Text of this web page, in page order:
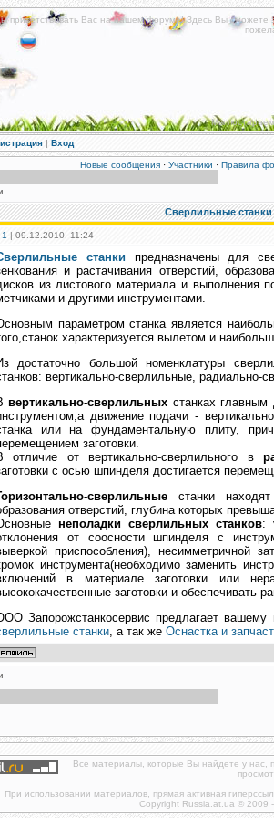
приветствовать Вас на нашем форуме! Здесь Вы сможете
Мы
| Вход
Новые сообщения· Участники · Правила
Сверлильные станки
1 | 09.12.2010, 11:24
станки предназначены для
и растачивания отверстий,
из листового материала и выполнения
и другими инструментами.
параметром станка является
характеризуется вылетом и
достаточно большой номенклатуры
вертикально-сверлильные, радиально-
вертикально-сверлильных станках
движение подачи -
или на фундаментальную плиту,
заготовки.
отличие от вертикально-сверлильного в
с осью шпинделя достигается
сверлильные станки
отверстий, глубина которых
неполадки сверлильных станков:
от соосности шпинделя с
приспособления), несимметричной
инструмента(необходимо заменить
в материале заготовки или
заготовки и обеспечивать
Запорожстанкосервис предлагает
станки, а так же Оснастка и
Все материалы, которые Вы найдете у нас,
При использовании материалов, прямая активная
Copyright Russia.at.ua © 2009